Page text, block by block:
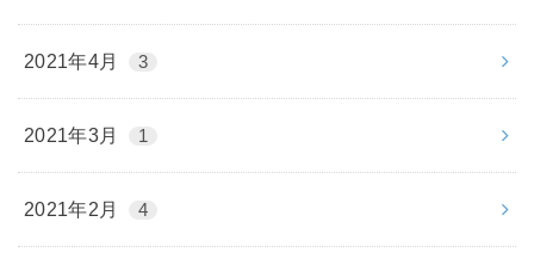
2021年4月 3
2021年3月 1
2021年2月 4